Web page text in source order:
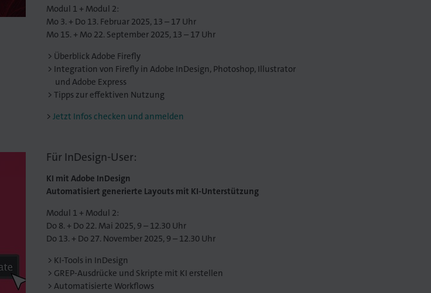
Modul 1 + Modul 2:
Mo 3. + Do 13. Februar 2025, 13 – 17 Uhr
Mo 15. + Mo 22. September 2025, 13 – 17 Uhr
Überblick Adobe Firefly
Integration von Firefly in Adobe InDesign, Photoshop, Illustrator
und Adobe Express
Tipps zur effektiven Nutzung
Jetzt Infos checken und anmelden
Für InDesign-User:
KI mit Adobe InDesign
Automatisiert generierte Layouts mit KI-Unterstützung
Modul 1 + Modul 2:
Do 8. + Do 22. Mai 2025, 9 – 12.30 Uhr
Do 13. + Do 27. November 2025, 9 – 12.30 Uhr
KI-Tools in InDesign
GREP-Ausdrücke und Skripte mit KI erstellen
Automatisierte Workflows